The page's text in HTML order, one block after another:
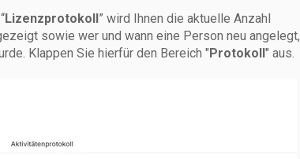
Lizenzprotokoll” wird Ihnen die aktuelle Anzahl
sowie wer und wann eine Person neu angelegt,
Klappen Sie hierfür den Bereich "Protokoll" aus.